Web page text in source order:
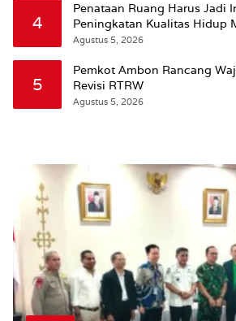
4
Penataan Ruang Harus Jadi
Peningkatan Kualitas Hidup
Wattimena: Revisi RT-RW
Agustus 5, 2026
5
Pemkot Ambon Rancang
Revisi RTRW
Agustus 5, 2026